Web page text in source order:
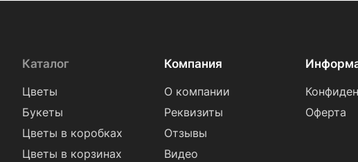
Каталог
Цветы
Букеты
Цветы в коробках
Цветы в корзинах
Компания
О компании
Реквизиты
Отзывы
Видео
Оферта